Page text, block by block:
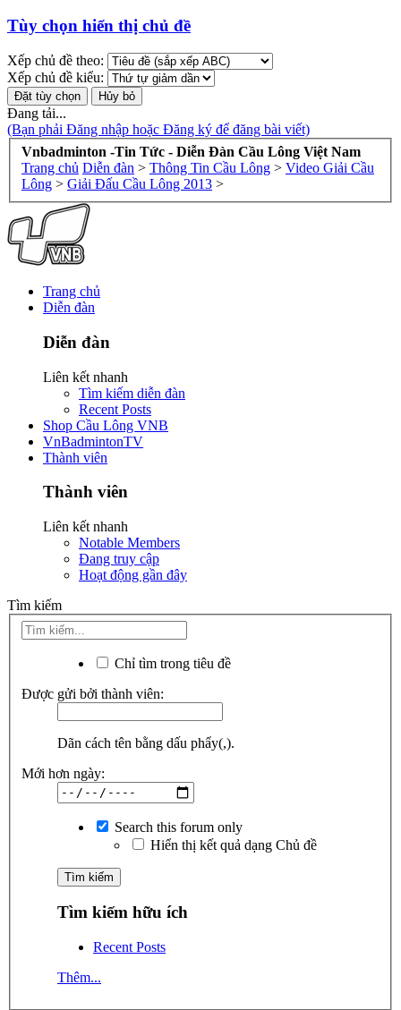
Tùy chọn hiển thị chủ đề
Xếp chủ đề theo:
Xếp chủ đề kiểu:
Đang tải...
(Bạn phải Đăng nhập hoặc Đăng ký để đăng bài viết)
Vnbadminton -Tin Tức - Diễn Đàn Cầu Lông Việt Nam
Trang chủ Diễn đàn > Thông Tin Cầu Lông > Video Giải Cầu
Lông > Giải Đấu Cầu Lông 2013 >
Trang chủ
Diễn đàn
Diễn đàn
Liên kết nhanh
Tìm kiếm diễn đàn
Recent Posts
Shop Cầu Lông VNB
VnBadmintonTV
Thành viên
Thành viên
Liên kết nhanh
Notable Members
Đang truy cập
Hoạt động gần đây
Tìm kiếm
Chỉ tìm trong tiêu đề
Được gửi bởi thành viên:
Dãn cách tên bằng dấu phẩy(,).
Mới hơn ngày:
Search this forum only
Hiển thị kết quả dạng Chủ đề
Tìm kiếm hữu ích
Recent Posts
Thêm...